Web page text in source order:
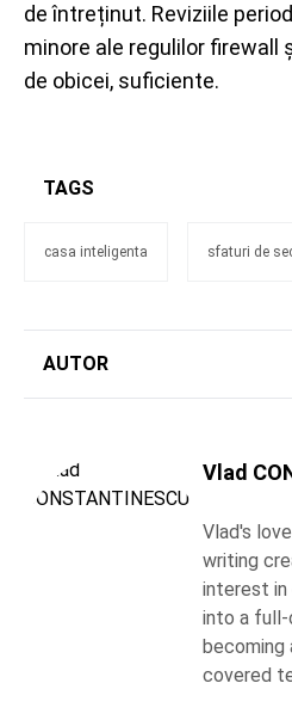
de întreținut. Reviziile
minore ale regulilor firewall
de obicei, suficiente.
TAGS
casa inteligenta sfaturi de
AUTOR
Vlad
Vlad's
writing
interest
into a full-
becoming
covered